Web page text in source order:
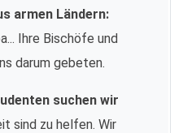
armen Ländern:
Ihre Bischöfe und
darum gebeten.
suchen wir
sind zu helfen. Wir